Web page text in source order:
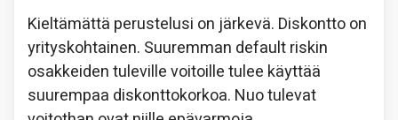
Kieltämättä perustelusi on järkevä. Diskontto on
yrityskohtainen. Suuremman default riskin
osakkeiden tuleville voitoille tulee käyttää
suurempaa diskonttokorkoa. Nuo tulevat